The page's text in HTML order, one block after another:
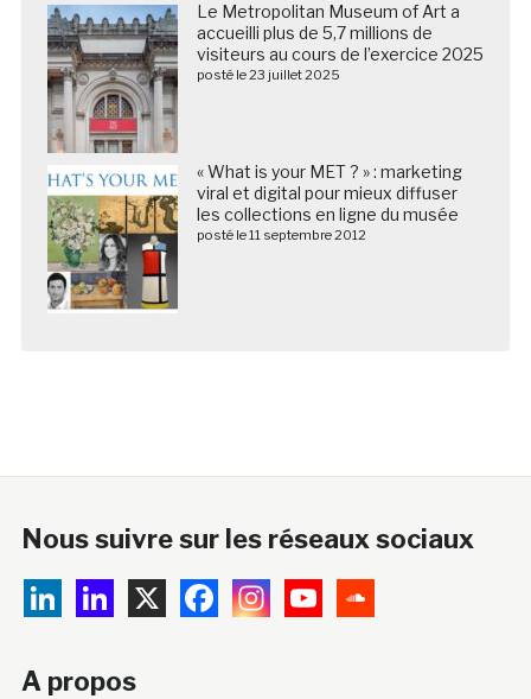
Le Metropolitan Museum of Art a
accueilli plus de 5,7 millions de
visiteurs au cours de l’exercice 2025
posté le 23 juillet 2025
« What is your MET ? » : marketing
viral et digital pour mieux diffuser
les collections en ligne du musée
posté le 11 septembre 2012
Nous suivre sur les réseaux sociaux
A propos